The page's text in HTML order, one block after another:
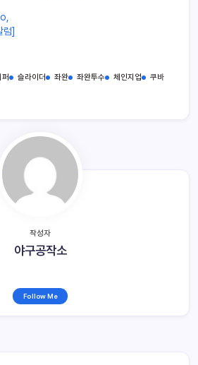
]
퍼 슬라이더 좌완 좌완투수 체인지업
쿠바
작성자
야구공작소
Follow Me